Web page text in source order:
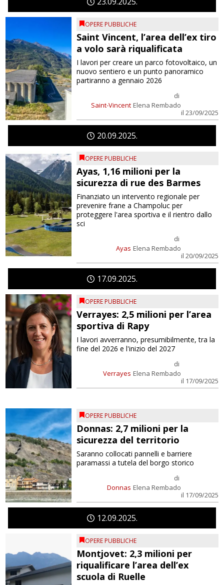
OPERE PUBBLICHE
Saint Vincent, l’area dell’ex tiro
a volo sarà riqualificata
Saint-Vincent
di
Elena Rembado
il 23/09/2025
I lavori per creare un parco fotovoltaico, un
nuovo sentiero e un punto panoramico
partiranno a gennaio 2026
2009 2025
OPERE PUBBLICHE
Ayas, 1,16 milioni per la
sicurezza di rue des Barmes
Ayas
di
Elena Rembado
il 20/09/2025
Finanziato un intervento regionale per
prevenire frane a Champoluc per
proteggere l'area sportiva e il rientro dallo
sci
1709 2025
OPERE PUBBLICHE
Verrayes: 2,5 milioni per l’area
sportiva di Rapy
Verrayes
di
Elena Rembado
il 17/09/2025
I lavori avverranno, presumibilmente, tra la
fine del 2026 e l'inizio del 2027
OPERE PUBBLICHE
Donnas: 2,7 milioni per la
sicurezza del territorio
Donnas
di
Elena Rembado
il 17/09/2025
Saranno collocati pannelli e barriere
paramassi a tutela del borgo storico
1209 2025
OPERE PUBBLICHE
Montjovet: 2,3 milioni per
riqualificare l’area dell’ex
scuola di Ruelle